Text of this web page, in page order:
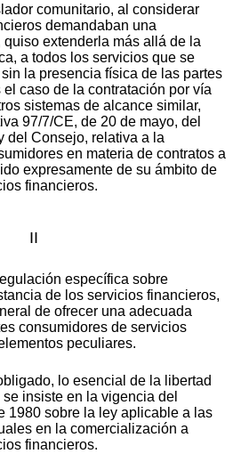
comunitario, al considerar
demandaban una
extenderla más allá de la
a todos los servicios que se
la presencia física de las partes
caso de la contratación por vía
sistemas de alcance similar,
97/7/CE, de 20 de mayo, del
del Consejo, relativa a la
en materia de contratos a
expresamente de su ámbito de
financieros.
II
específica sobre
de los servicios financieros,
de ofrecer una adecuada
consumidores de servicios
peculiares.
lo esencial de la libertad
insiste en la vigencia del
1980 sobre la ley aplicable a las
en la comercialización a
financieros.